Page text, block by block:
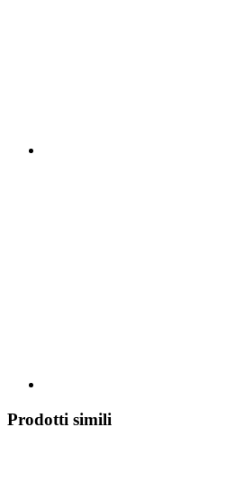
Prodotti simili